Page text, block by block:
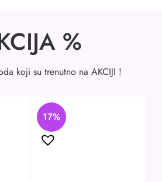
%
koji su trenutno na AKCIJI !
17%